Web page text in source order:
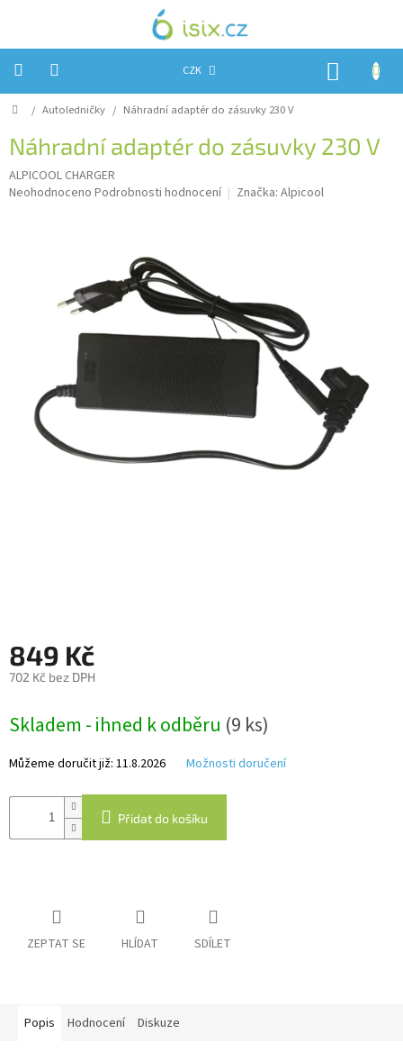
CZK
Úvod
Reklamace?
Obchodní
podmínky
Kontakty
Hodnocení
obchodu
Autoledničky
kamer
Webkamery
Domů
/ Autoledničky / Náhradní adaptér do zásuvky 230 V
Náhradní adaptér do zásuvky 230 V
ALPICOOL CHARGER
Průměrné
hvězdiček.
Neohodnoceno Podrobnosti hodnocení Značka: Alpicool
849 Kč
702 Kč bez DPH
cena:
Skladem - ihned k odběru (9 ks)
Můžeme doručit již: 11.8.2026 Možnosti doručení
Přidat do košíku
ZEPTAT SE HLÍDAT SDÍLET
Popis Hodnocení Diskuze